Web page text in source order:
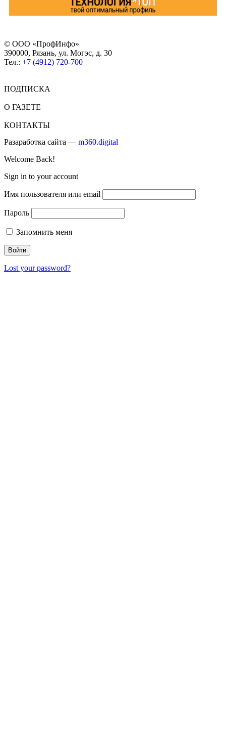
© ООО «ПрофИнфо»
390000, Рязань, ул. Могэс, д. 30
Тел.: +7 (4912) 720-700
ПОДПИСКА
О ГАЗЕТЕ
КОНТАКТЫ
Разаработка сайта — m360.digital
Welcome Back!
Sign in to your account
Имя пользователя или email
Пароль
Запомнить меня
Lost your password?